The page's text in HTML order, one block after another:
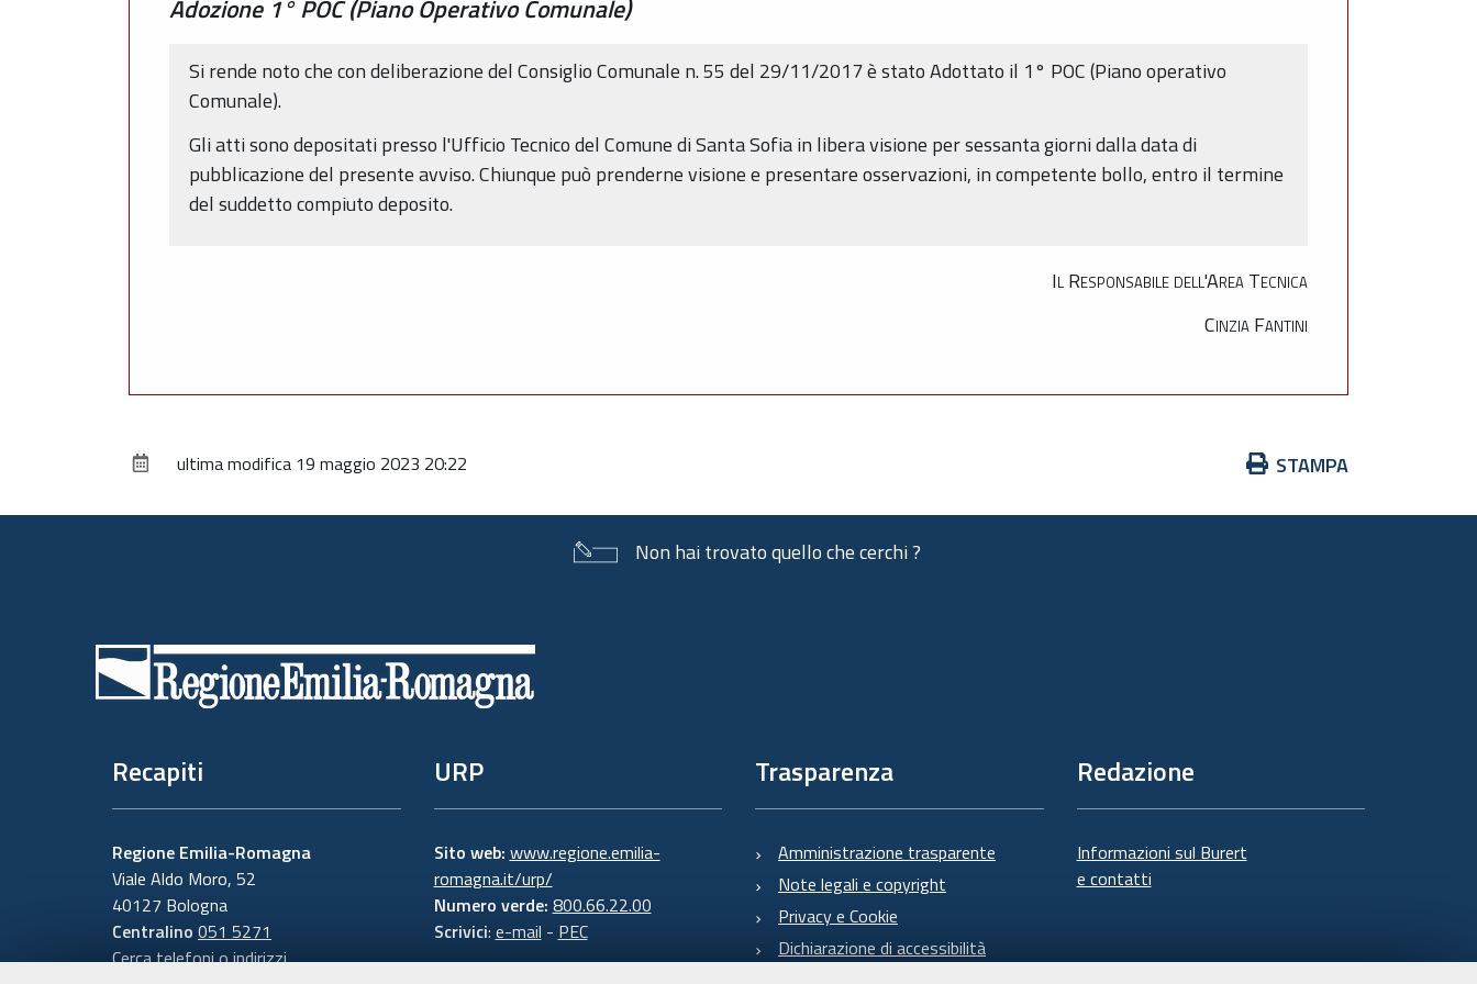
Adozione 1° POC (Piano Operativo Comunale)
Si rende noto che con deliberazione del Consiglio Comunale n. 55 del 29/11/2017 è stato Adottato il 1° POC (Piano operativo
Comunale).
Gli atti sono depositati presso l'Ufficio Tecnico del Comune di Santa Sofia in libera visione per sessanta giorni dalla data di
pubblicazione del presente avviso. Chiunque può prenderne visione e presentare osservazioni, in competente bollo, entro il termine
del suddetto compiuto deposito.
Il Responsabile dell'Area Tecnica
Cinzia Fantini
Azioni
documento
STAMPA
ultima modifica 19 maggio 2023 20:22
Non hai trovato quello che cerchi ?
Recapiti
Regione Emilia-Romagna
Viale Aldo Moro, 52
40127 Bologna
Centralino 051 5271
Cerca telefoni o indirizzi
URP
Sito web: www.regione.emilia-
romagna.it/urp/
Numero verde: 800.66.22.00
Scrivici: e-mail - PEC
Trasparenza
Amministrazione trasparente
Note legali e copyright
Privacy e Cookie
Dichiarazione di accessibilità
Redazione
Informazioni sul Burert
e contatti